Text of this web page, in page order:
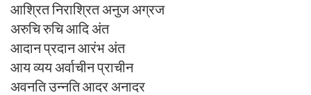
आश्रित निराश्रित अनुज अग्रज
अरुचि रुचि आदि अंत
आदान प्रदान आरंभ अंत
आय व्यय अर्वाचीन प्राचीन
अवनति उन्नति आदर अनादर